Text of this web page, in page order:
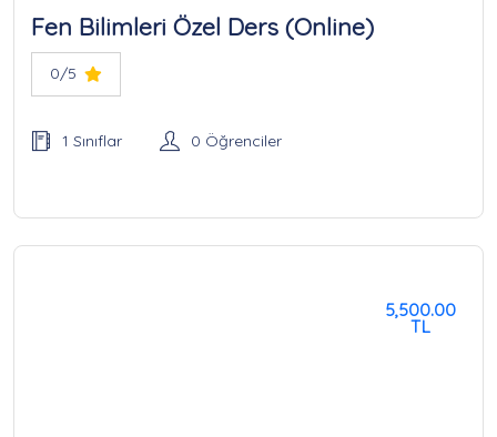
Fen Bilimleri Özel Ders (Online)
0/5
1 Sınıflar 0 Öğrenciler
5,500.00
TL